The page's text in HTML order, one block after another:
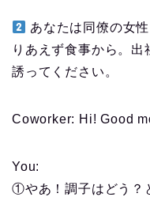
あなたは同僚の女
りあえず食事から。出
誘ってください。
Coworker: Hi! Good
You:
①やあ！調子はどう？